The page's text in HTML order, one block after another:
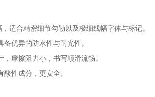
适合精密细节勾勒以及极细线幅字体与标记。
优异的防水性与耐光性。
，摩擦阻力小，书写顺滑流畅。
性成分，更安全。